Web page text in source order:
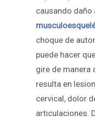
causando daño
choque de
puede hacer
gire de manera
resulta en
cervical, dolor
articulaciones.